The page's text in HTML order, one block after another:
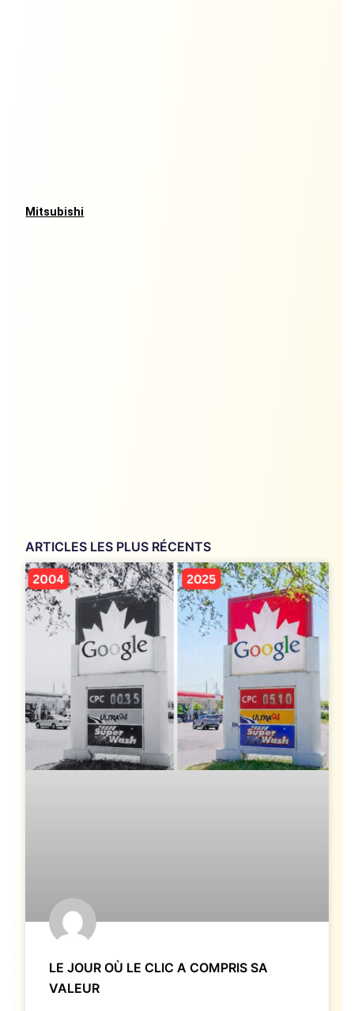
Mitsubishi
ARTICLES LES PLUS RÉCENTS
LE JOUR OÙ LE CLIC A COMPRIS SA
VALEUR